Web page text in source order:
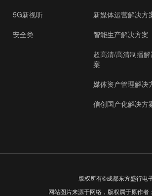
5G新视听
安全类
新媒体运营解决方
智能生产解决方案
超高清/高清制播
案
媒体资产管理解决
信创国产化解决方
版权所有©成都东方盛行电
网站图片来源于网络，版权属于原作